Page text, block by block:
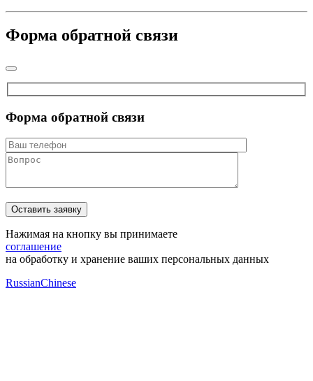
Форма обратной связи
Форма обратной связи
Нажимая на кнопку вы принимаете
соглашение
на обработку и хранение ваших персональных данных
RussianChinese